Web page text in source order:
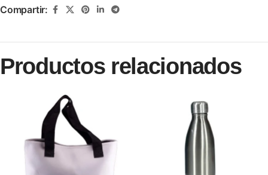
Compartir:
Productos relacionados